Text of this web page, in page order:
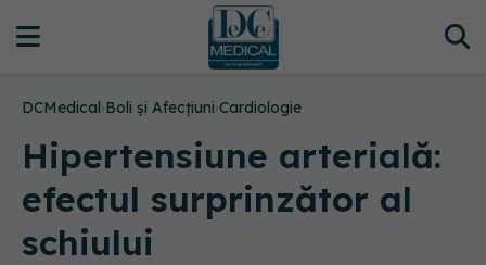
DCMedical›Boli și Afecțiuni›Cardiologie
Hipertensiune arterială:
efectul surprinzător al
schiului